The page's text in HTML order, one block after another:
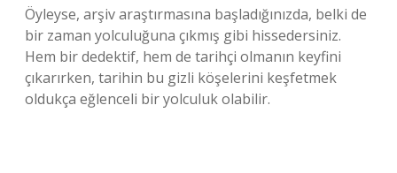
Öyleyse, arşiv araştırmasına başladığınızda, belki de
bir zaman yolculuğuna çıkmış gibi hissedersiniz.
Hem bir dedektif, hem de tarihçi olmanın keyfini
çıkarırken, tarihin bu gizli köşelerini keşfetmek
oldukça eğlenceli bir yolculuk olabilir.